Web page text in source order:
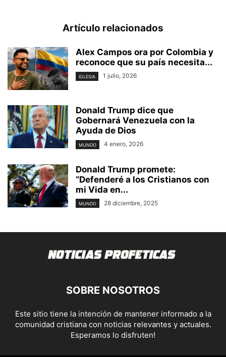
Artículo relacionados
Alex Campos ora por Colombia y
reconoce que su país necesita...
IGLESIA 1 julio, 2026
Donald Trump dice que
Gobernará Venezuela con la
Ayuda de Dios
MUNDO 4 enero, 2026
Donald Trump promete:
“Defenderé a los Cristianos con
mi Vida en...
MUNDO 28 diciembre, 2025
SOBRE NOSOTROS
Este sitio tiene la intención de mantener informado a la
comunidad cristiana con noticias relevantes y actuales.
Esperamos lo disfruten!